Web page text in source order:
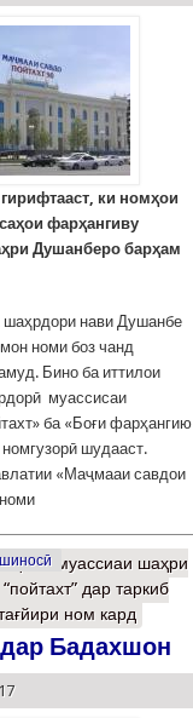
ки номҳои
фарҳангиву
Душанберо барҳам
шаҳрдори нави Душанбе
номи боз чанд
Бино ба иттилои
муассисаи
ба «Боғи фарҳангию
шудааст.
«Маҷмааи савдои
ҳашт муассиаи шаҳри
дар таркиб
ном кард
Бадахшон